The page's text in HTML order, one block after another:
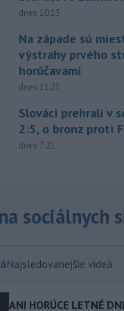
dnes 10:13
Na západe sú
výstrahy prvého
horúčavami
dnes 11:21
Slováci prehrali v
2:5, o bronz proti
dnes 7:21
sociálnych
Najsledovanejšie videá
ANI HORÚCE LETNÉ